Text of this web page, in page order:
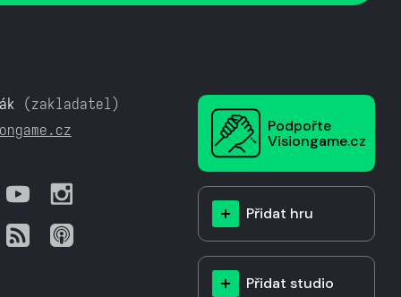
(zakladatel)
Podpořte
Visiongame.cz
Přidat hru
Přidat studio